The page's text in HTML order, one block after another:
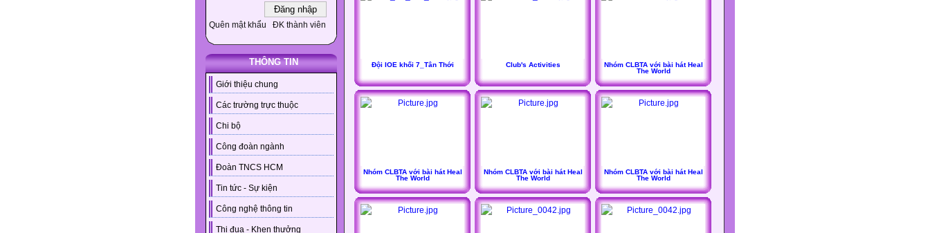
Quên mật khẩu ĐK thành viên
THÔNG TIN
Giới thiệu chung
Các trường trực thuộc
Chi bộ
Công đoàn ngành
Đoàn TNCS HCM
Tin tức - Sự kiện
Công nghệ thông tin
Thi đua - Khen thưởng
Đội IOE khối 7_Tân Thới Club's Activities
Nhóm CLBTA với bài hát Heal
The World
Nhóm CLBTA với bài hát Heal
The World
Nhóm CLBTA với bài hát Heal
The World
Nhóm CLBTA với bài hát Heal
The World